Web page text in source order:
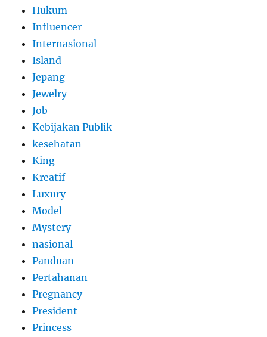
Hukum
Influencer
Internasional
Island
Jepang
Jewelry
Job
Kebijakan Publik
kesehatan
King
Kreatif
Luxury
Model
Mystery
nasional
Panduan
Pertahanan
Pregnancy
President
Princess